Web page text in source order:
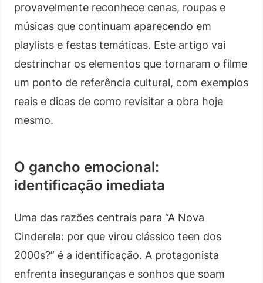
provavelmente reconhece cenas, roupas e
músicas que continuam aparecendo em
playlists e festas temáticas. Este artigo vai
destrinchar os elementos que tornaram o filme
um ponto de referência cultural, com exemplos
reais e dicas de como revisitar a obra hoje
mesmo.
O gancho emocional:
identificação imediata
Uma das razões centrais para “A Nova
Cinderela: por que virou clássico teen dos
2000s?” é a identificação. A protagonista
enfrenta inseguranças e sonhos que soam